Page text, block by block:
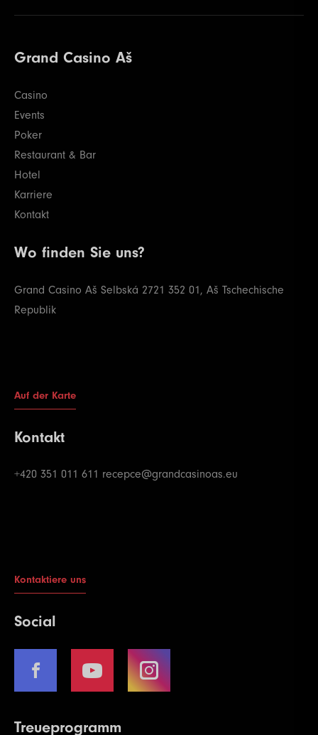
Grand Casino Aš
Casino
Events
Poker
Restaurant & Bar
Hotel
Karriere
Kontakt
Wo finden Sie uns?
Grand Casino Aš Selbská 2721 352 01, Aš Tschechische
Republik
Auf der Karte
Kontakt
+420 351 011 611 recepce@grandcasinoas.eu
Kontaktiere uns
Social
Treueprogramm